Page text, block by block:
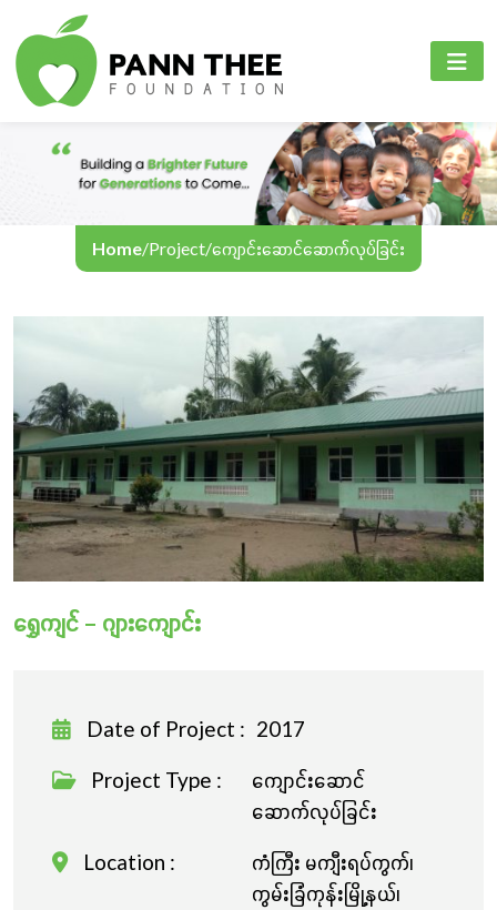
Home/Project/ကျောင်းဆောင်ဆောက်လုပ်ခြင်း
ရွှေကျင် – ဂျားကျောင်း
Date of Project : 2017
Project Type :
ကျောင်းဆောင်
ဆောက်လုပ်ခြင်း
Location :
ကံကြီး မကျီးရပ်ကွက်၊
ကွမ်းခြံကုန်းမြို့နယ်၊
PANN THEE FOUNDATION
ကျွန်ုပ်တို့အကြောင်း
စီမံကိန်းများ
အခမ်းအနားနှင့်လှုပ်ရှားမှုများ
ဘာသာစကား
လှူဒါန်းခြင်း
စီမံကိန်းများ
ကျန်းမာရေးစောင့်ရှောက်မှုကဏ္ဍ
အွန်လိုင်းသင်ကြားရေး
PANN THEE FOUNDATION
Myanmar